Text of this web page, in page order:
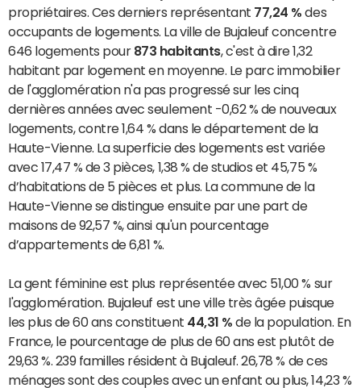
propriétaires. Ces derniers représentant 77,24 % des
occupants de logements. La ville de Bujaleuf concentre
646 logements pour 873 habitants, c'est à dire 1,32
habitant par logement en moyenne. Le parc immobilier
de l'agglomération n'a pas progressé sur les cinq
dernières années avec seulement -0,62 % de nouveaux
logements, contre 1,64 % dans le département de la
Haute-Vienne. La superficie des logements est variée
avec 17,47 % de 3 pièces, 1,38 % de studios et 45,75 %
d’habitations de 5 pièces et plus. La commune de la
Haute-Vienne se distingue ensuite par une part de
maisons de 92,57 %, ainsi qu'un pourcentage
d’appartements de 6,81 %.
La gent féminine est plus représentée avec 51,00 % sur
l'agglomération. Bujaleuf est une ville très âgée puisque
les plus de 60 ans constituent 44,31 % de la population. En
France, le pourcentage de plus de 60 ans est plutôt de
29,63 %. 239 familles résident à Bujaleuf. 26,78 % de ces
ménages sont des couples avec un enfant ou plus, 14,23 %